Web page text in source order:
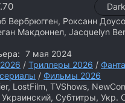
Вербрюгген, Роксанн
Макдоннел, Jacquelyn
7 мая 2024
/ Триллеры 2026 /
/ Фильмы 2026
LostFilm, TVShows,
Субтитры, Укр.